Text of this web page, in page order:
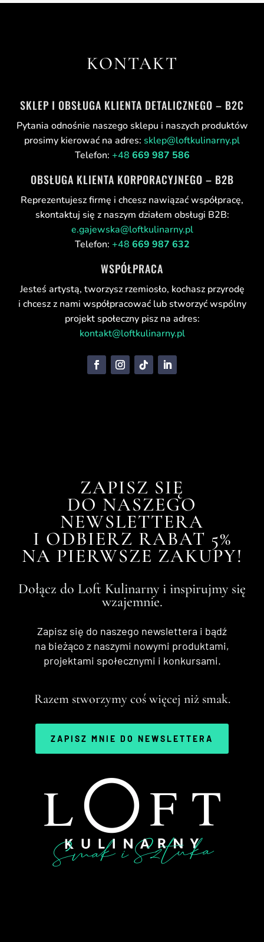
ZAPISZ SIĘ
DO NASZEGO
NEWSLETTERA
I ODBIERZ RABAT 5%
NA PIERWSZE ZAKUPY!
Dołącz do Loft Kulinarny i inspirujmy się
wzajemnie.
Zapisz się do naszego newslettera i bądź
na bieżąco z naszymi nowymi produktami,
projektami społecznymi i konkursami.
Razem stworzymy coś więcej niż smak.
ZAPISZ MNIE DO NEWSLETTERA
KONTAKT
SKLEP I OBSŁUGA KLIENTA DETALICZNEGO – B2C
Pytania odnośnie naszego sklepu i naszych produktów
prosimy kierować na adres: sklep@loftkulinarny.pl
Telefon: +48 669 987 586
OBSŁUGA KLIENTA KORPORACYJNEGO – B2B
Reprezentujesz firmę i chcesz nawiązać współpracę,
skontaktuj się z naszym działem obsługi B2B:
e.gajewska@loftkulinarny.pl
Telefon: +48 669 987 632
WSPÓŁPRACA
Jesteś artystą, tworzysz rzemiosło, kochasz przyrodę
i chcesz z nami współpracować lub stworzyć wspólny
projekt społeczny pisz na adres:
kontakt@loftkulinarny.pl